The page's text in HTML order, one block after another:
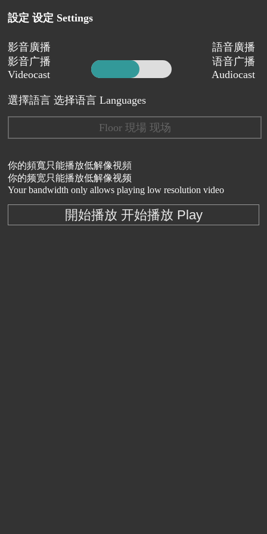
設定 设定 Settings
影音廣播
影音广播
Videocast
語音廣播
语音广播
Audiocast
選擇語言 选择语言 Languages
Floor 現場 现场
你的頻寬只能播放低解像視頻
你的频宽只能播放低解像视频
Your bandwidth only allows playing low resolution video
開始播放 开始播放 Play